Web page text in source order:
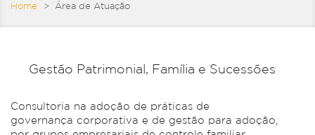
Home > Área de Atuação
Gestão Patrimonial, Família e Sucessões
Consultoria na adoção de práticas de
governança corporativa e de gestão para adoção,